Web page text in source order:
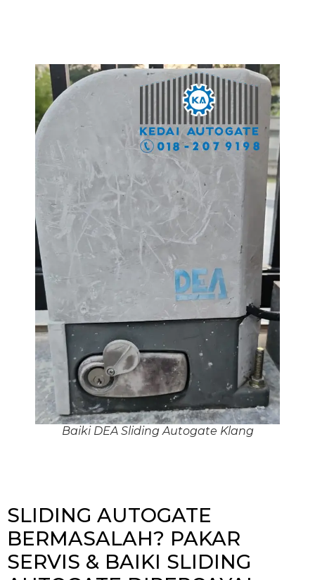
Baiki DEA Sliding Autogate Klang
SLIDING AUTOGATE
BERMASALAH? PAKAR
SERVIS & BAIKI SLIDING